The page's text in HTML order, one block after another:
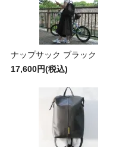
ナップサック ブラック
17,600円(税込)